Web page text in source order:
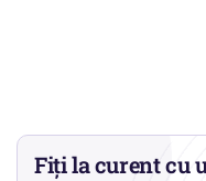
Fiți la curent cu